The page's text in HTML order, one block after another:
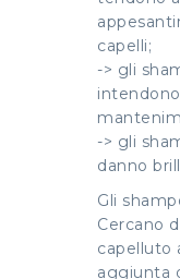
capelli;
-> gli
-> gli
danno
Gli
Cercano
capelluto
aggiunta